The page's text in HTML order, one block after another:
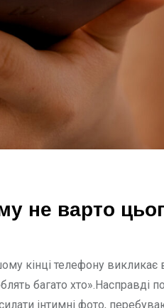
не варто
кінці телефону викликає
багато хто».Насправді
інтимні фото,